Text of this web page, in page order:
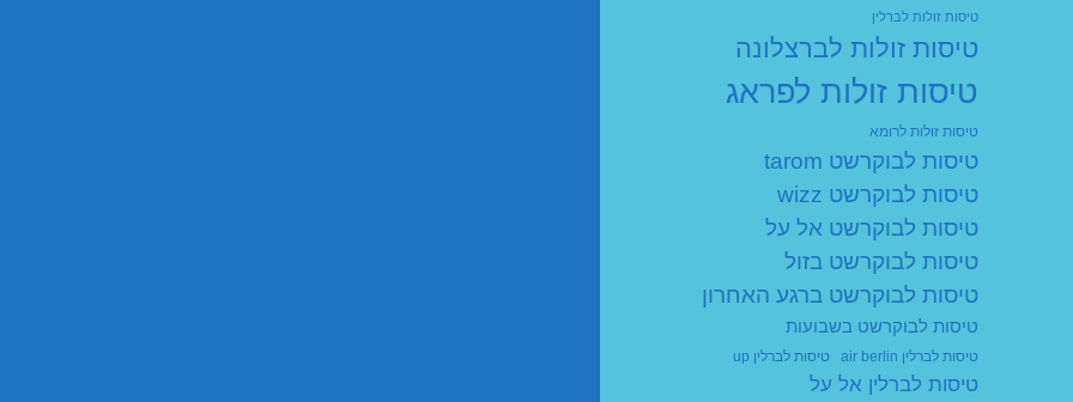
טיסות זולות לברלין
טיסות זולות לברצלונה
טיסות זולות לפראג
טיסות זולות לרומא
טיסות לבוקרשט tarom
טיסות לבוקרשט wizz
טיסות לבוקרשט אל על
טיסות לבוקרשט בזול
טיסות לבוקרשט ברגע האחרון
טיסות לבוקרשט בשבועות
טיסות לברלין air berlin טיסות לברלין up
טיסות לברלין אל על